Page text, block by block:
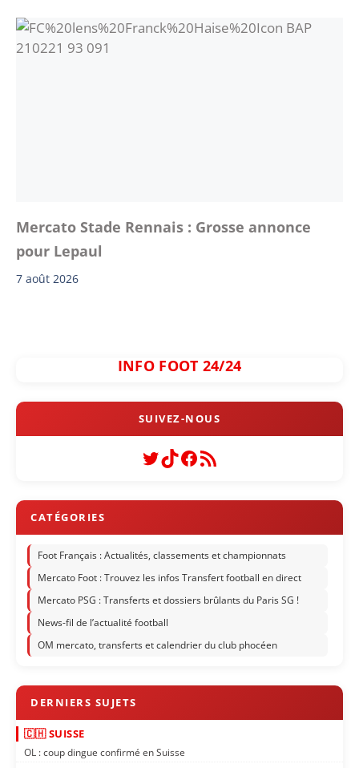
Mercato Stade Rennais : Grosse annonce
pour Lepaul
7 août 2026
INFO FOOT 24/24
Twitter
TikTok
Facebook
Flux RSS
Foot Français : Actualités, classements et championnats
Mercato Foot : Trouvez les infos Transfert football en direct
Mercato PSG : Transferts et dossiers brûlants du Paris SG !
News-fil de l’actualité football
OM mercato, transferts et calendrier du club phocéen
🇨🇭 SUISSE
OL : coup dingue confirmé en Suisse